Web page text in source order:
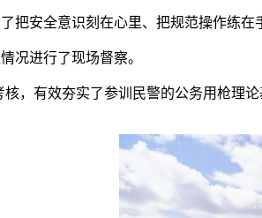
把安全意识刻在心里、把规范操作练
况进行了现场督察。
，有效夯实了参训民警的公务用枪理